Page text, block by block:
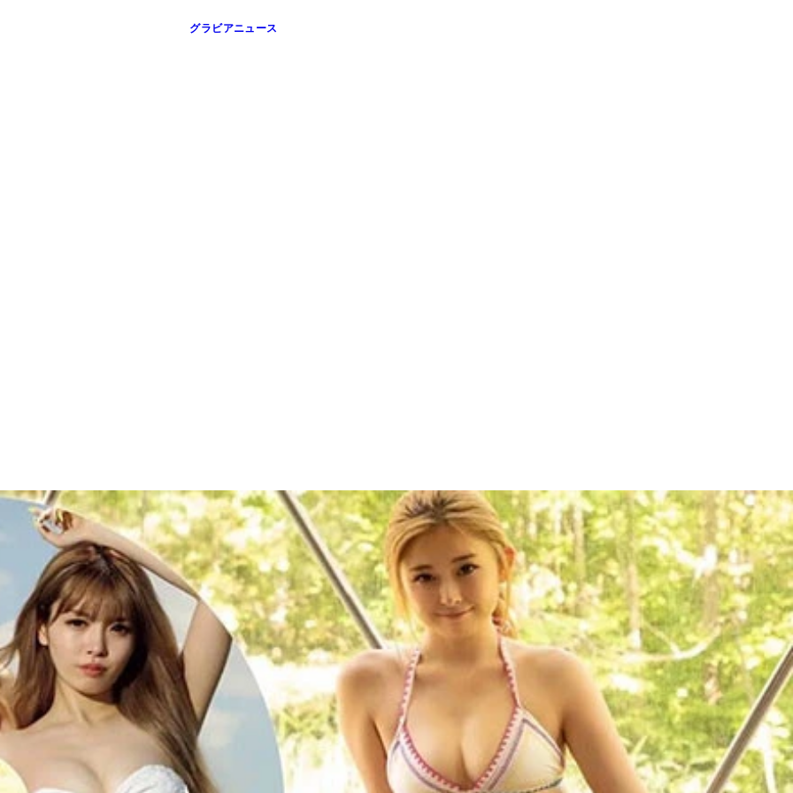
ーラ全開』（撮影／竹内裕二）より
ャル五箇条』（撮影／松田忠雄）
』（撮影／佐野円香）
ッピーオーラ全開』（撮影／竹内裕二）より
グラビアニュース